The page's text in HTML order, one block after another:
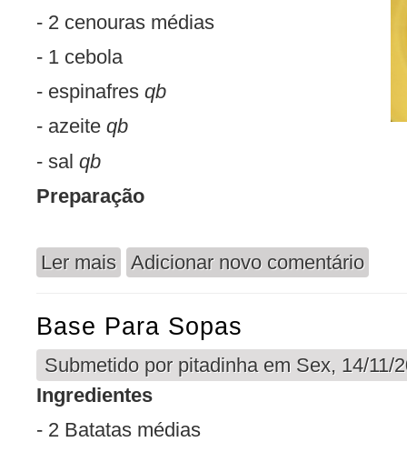
- 2 cenouras médias
- 1 cebola
- espinafres qb
- azeite qb
- sal qb
Preparação
Ler mais acerca de Sopa de Espinafres
Adicionar novo comentário
Base Para Sopas
Submetido por pitadinha em Sex, 14/11/
Ingredientes
- 2 Batatas médias